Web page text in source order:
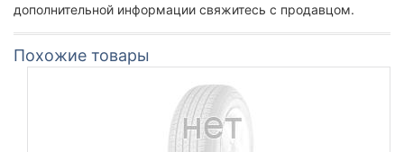
дополнительной информации свяжитесь с продавцом.
Похожие товары